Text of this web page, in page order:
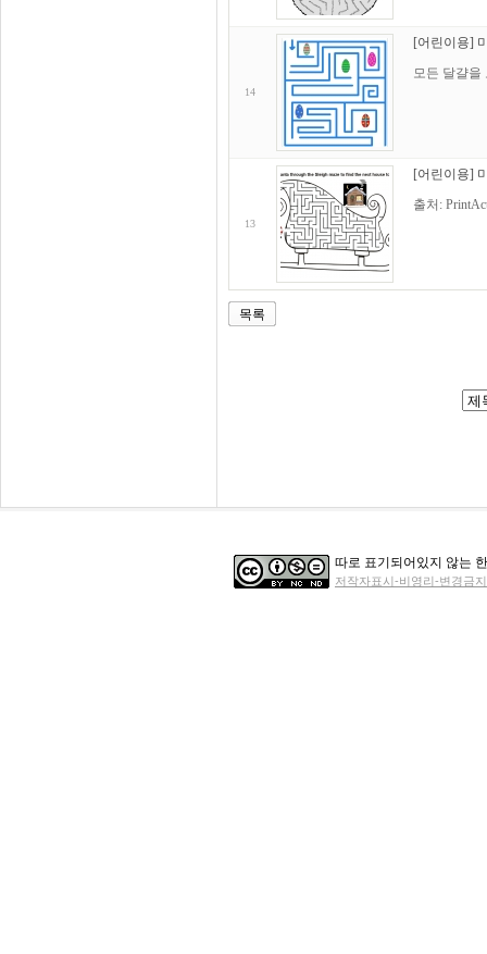
14
[어린이용]
모든 달걀을
13
[어린이용]
출처:
목록
따로 표기되어있지 않는
저작자표시-비영리-변경금